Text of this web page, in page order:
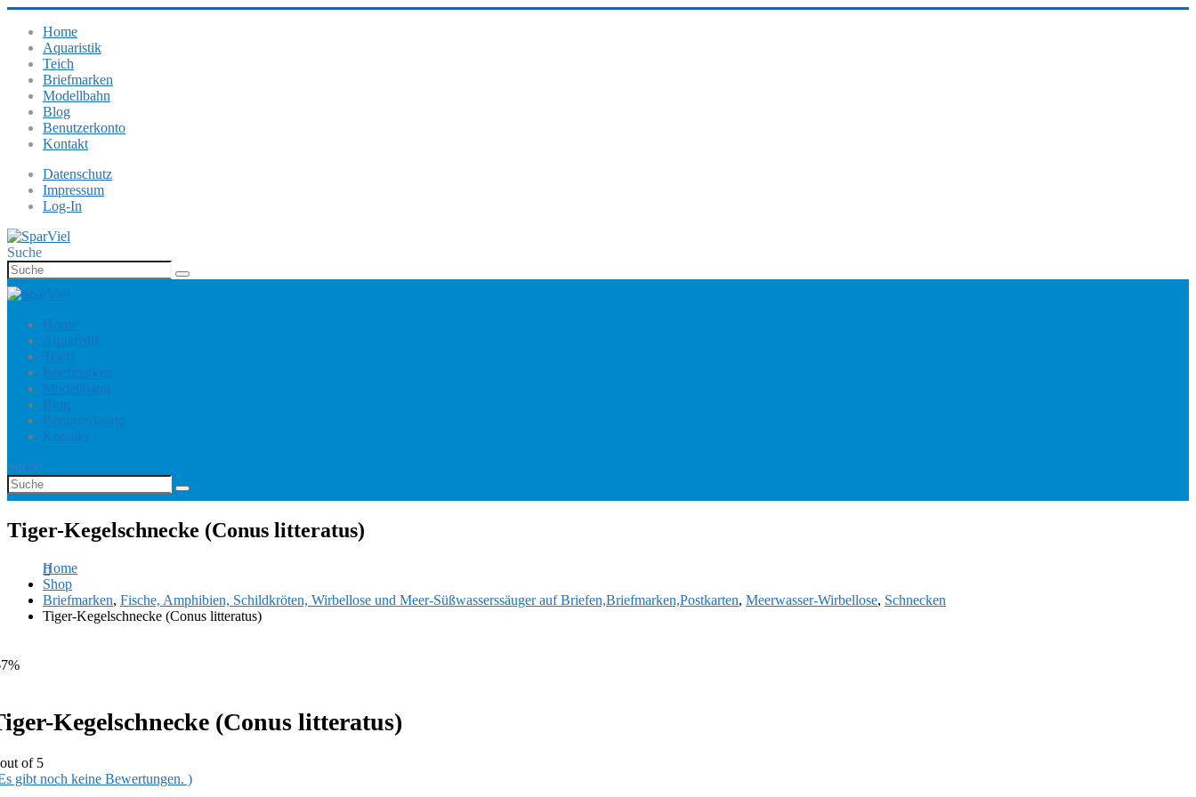
Home
Aquaristik
Teich
Briefmarken
Modellbahn
Blog
Benutzerkonto
Kontakt
Datenschutz
Impressum
Log-In
Suche
Home
Aquaristik
Teich
Briefmarken
Modellbahn
Blog
Benutzerkonto
Kontakt
Suche
Tiger-Kegelschnecke (Conus litteratus)
Home
Shop
Briefmarken, Fische, Amphibien, Schildkröten, Wirbellose und Meer-Süßwasserssäuger auf Briefen,Briefmarken,Postkarten, Meerwasser-Wirbellose, Schnecken
Tiger-Kegelschnecke (Conus litteratus)
Kegelschnecke (Conus litteratus)
of 5
gibt noch keine Bewertungen. )